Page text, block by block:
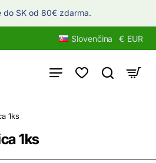
do SK od 80€ zdarma.
Slovenčina € EUR
1ks
1ks